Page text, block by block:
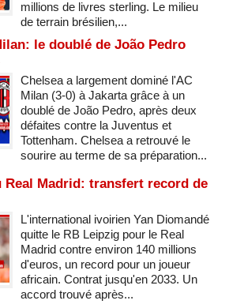
millions de livres sterling. Le milieu
de terrain brésilien,...
le doublé de João Pedro
Chelsea a largement dominé l'AC
Milan (3-0) à Jakarta grâce à un
doublé de João Pedro, après deux
défaites contre la Juventus et
Tottenham. Chelsea a retrouvé le
sourire au terme de sa préparation...
Real Madrid: transfert record de
L'international ivoirien Yan Diomandé
quitte le RB Leipzig pour le Real
Madrid contre environ 140 millions
d'euros, un record pour un joueur
africain. Contrat jusqu'en 2033. Un
accord trouvé après...